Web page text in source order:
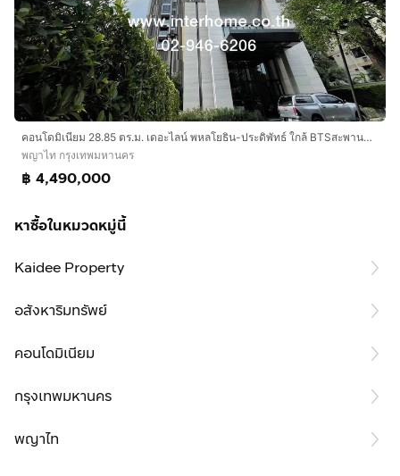
คอนโดมิเนียม 28.85 ตร.ม. เดอะไลน์ พหลโยธิน-ประดิพัทธ์ ใกล้ BTSสะพานควาย ซอยประดิพัทธ์21 ถนนพหลโยธิน ถนนประดิพัทธ์ เขตพญาไท กรุงเทพมหานคร
พญาไท กรุงเทพมหานคร
฿ 4,490,000
หาซื้อในหมวดหมู่นี้
Kaidee Property
อสังหาริมทรัพย์
คอนโดมิเนียม
กรุงเทพมหานคร
พญาไท